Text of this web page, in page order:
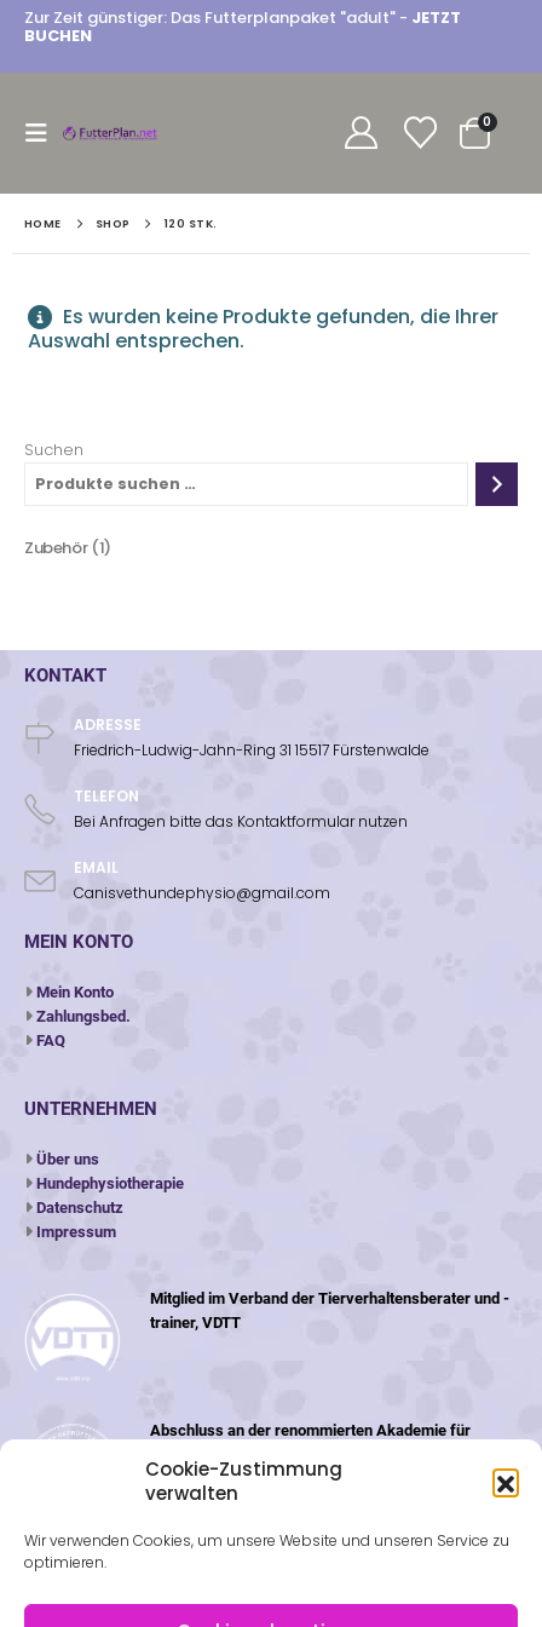
Cookie-Zustimmung
verwalten
Wir verwenden Cookies, um unsere Website und unseren Service zu
optimieren.
Zur Zeit günstiger: Das Futterplanpaket "adult" - JETZT
BUCHEN
0
HOME SHOP 120 STK.
Es wurden keine Produkte gefunden, die Ihrer
Auswahl entsprechen.
Suchen
Zubehör 1
KONTAKT
ADRESSE
Friedrich-Ludwig-Jahn-Ring 31 15517 Fürstenwalde
TELEFON
Bei Anfragen bitte das Kontaktformular nutzen
EMAIL
Canisvethundephysio@gmail.com
MEIN KONTO
Mein Konto
Zahlungsbed.
FAQ
UNTERNEHMEN
Über uns
Hundephysiotherapie
Datenschutz
Impressum
Mitglied im Verband der Tierverhaltensberater und -
trainer, VDTT
Abschluss an der renommierten Akademie für